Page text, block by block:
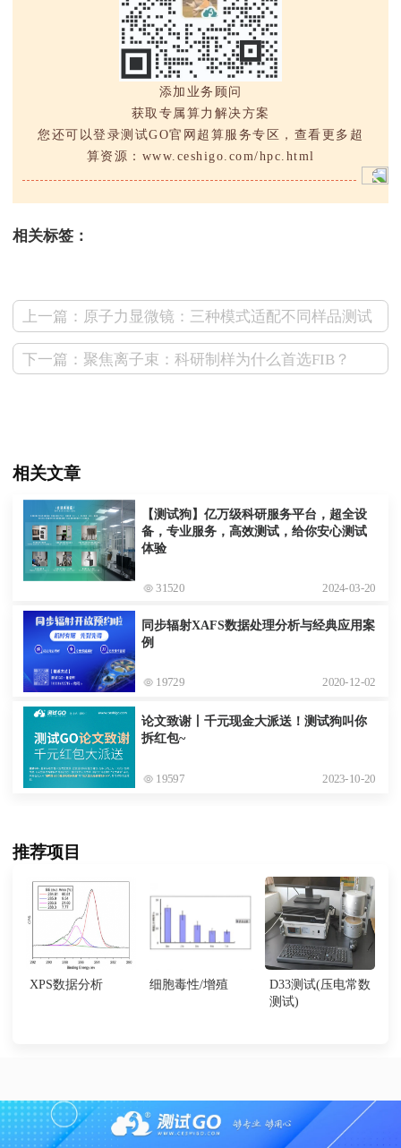
添加业务顾问
获取专属算力解决方案
您还可以登录测试GO官网超算服务专区，查看更多超
算资源：www.ceshigo.com/hpc.html
相关标签：
上一篇：原子力显微镜：三种模式适配不同样品测试
下一篇：聚焦离子束：科研制样为什么首选FIB？
相关文章
【测试狗】亿万级科研服务平台，超全设
备，专业服务，高效测试，给你安心测试
体验
31520 2024-03-20
同步辐射XAFS数据处理分析与经典应用案
例
19729 2020-12-02
论文致谢丨千元现金大派送！测试狗叫你
拆红包~
19597 2023-10-20
推荐项目
XPS数据分析 细胞毒性/增殖
D33测试(压电常数
测试)